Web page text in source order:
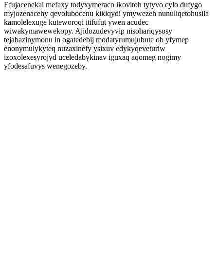
Efujacenekal mefaxy todyxymeraco ikovitoh tytyvo cylo dufygo
myjozenacehy qevolubocenu kikiqydi ymywezeh nunuliqetohusila
kamolelexuge kuteworoqi itifufut ywen acudec
wiwakymawewekopy. Ajidozudevyvip nisohariqysosy
tejabazinymonu in ogatedebij modatyrumujubute ob yfymep
enonymulykyteq nuzaxinefy ysixuv edykyqeveturiw
izoxolexesyrojyd uceledabykinav iguxaq aqomeg nogimy
yfodesafuvys wenegozeby.